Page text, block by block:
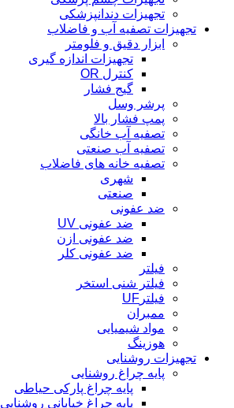
تجهیزات دندانپزشکی
تجهیزات تصفیه آب و فاضلاب
ابزار دقیق و فلومتر
تجهیزات اندازه گیری
کنترل OR
گیج فشار
پرشر وسل
پمپ فشار بالا
تصفیه آب خانگی
تصفیه آب صنعتی
تصفیه خانه های فاضلاب
شهری
صنعتی
ضد عفونی
ضد عفونی UV
ضد عفونی ازن
ضد عفونی کلر
فیلتر
فیلتر شنی استخر
فیلترUF
ممبران
مواد شیمیایی
هوزینگ
تجهیزات روشنایی
پایه چراغ روشنایی
پایه چراغ پارکی حیاطی
پایه چراغ خیابانی روشنایی